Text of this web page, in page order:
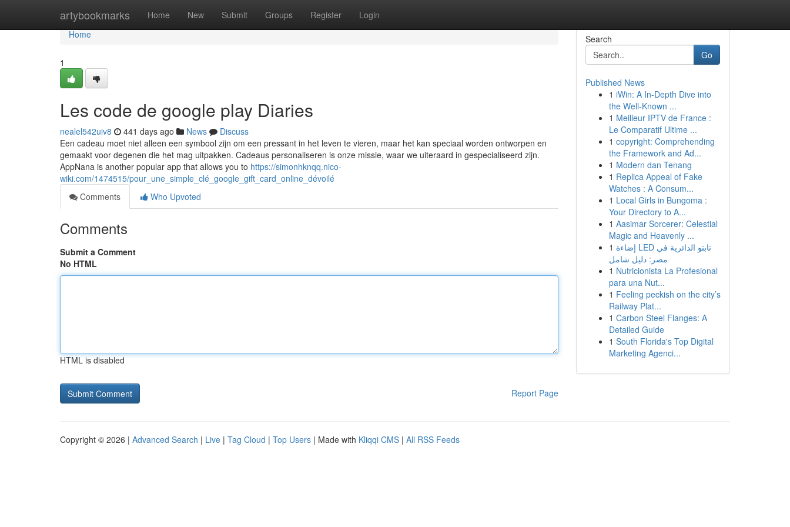
artybookmarks Home New Submit Groups Register Login
Home
Home
1
Les code de google play Diaries
nealel542uiv8 441 days ago News
Discuss
Een cadeau moet niet alleen een symbool zijn om een ​​pressant in het leven te vieren, maar het kan speciaal worden ontworpen en
gemaakt voor degenen die het mag uitpakken. Cadeaus personaliseren is onze missie, waar we uiteraard in gespecialiseerd zijn.
AppNana is another popular app that allows you to https://simonhknqq.nico-
wiki.com/1474515/pour_une_simple_clé_google_gift_card_online_dévoilé
Comments
Who Upvoted
Comments
Submit a Comment
No HTML
HTML is disabled
Report Page
Search
Go
Published News
1 iWin: A In-Depth Dive into
the Well-Known ...
1 Meilleur IPTV de France :
Le Comparatif Ultime ...
1 copyright: Comprehending
the Framework and Ad...
1 Modern dan Tenang
1 Replica Appeal of Fake
Watches : A Consum...
1 Local Girls in Bungoma :
Your Directory to A...
1 Aasimar Sorcerer: Celestial
Magic and Heavenly ...
1 إضاءة LED تابتو الدائرية في
مصر: دليل شامل
1 Nutricionista La Profesional
para una Nut...
1 Feeling peckish on the city’s
Railway Plat...
1 Carbon Steel Flanges: A
Detailed Guide
1 South Florida's Top Digital
Marketing Agenci...
Copyright © 2026 | Advanced Search | Live | Tag Cloud | Top Users | Made with Kliqqi CMS | All RSS Feeds